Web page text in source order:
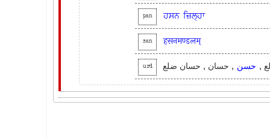
pan ਹਸਨ ਜ਼ਿਲ੍ਹਾ
san हसनमण्डलम्
urd , حسن , حسان , حسان ضلع